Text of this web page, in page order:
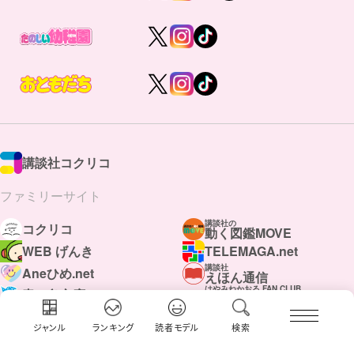
ジャンル ランキング 読者モデル 検索
講談社コクリコ
ファミリーサイト
コクリコ
講談社の
動く図鑑MOVE
WEB げんき
TELEMAGA.net
Aneひめ.net
講談社
えほん通信
青い鳥文庫
はやみねかおる FAN CLUB
赤い夢学園